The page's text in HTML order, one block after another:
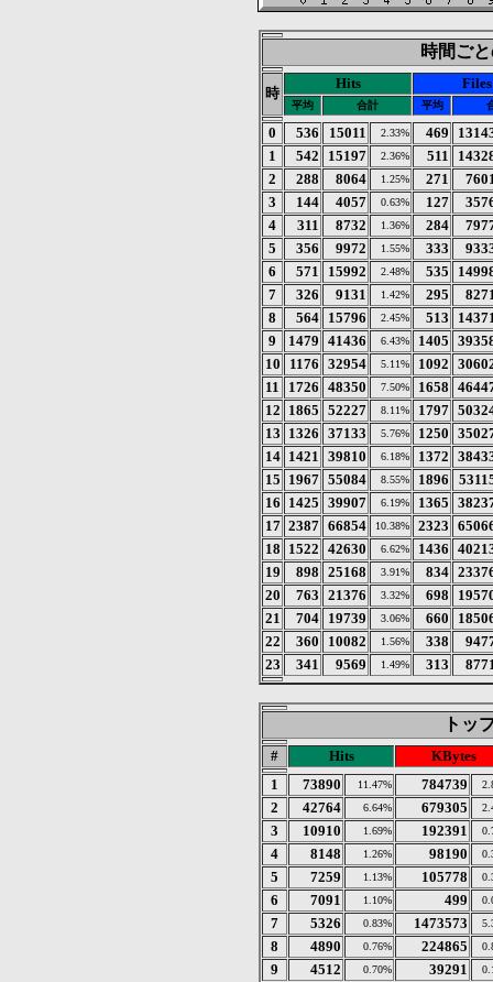
時間ご
時
Hits Files
平均 合計 平均
0 536 15011 2.33% 469
1
542 15197 2.36% 511
2
288 8064 1.25% 271
3
144 4057 0.63% 127
4
311 8732 1.36% 284
5
356 9972 1.55% 333
6
571 15992 2.48% 535
7
326 9131 1.42% 295
8
564 15796 2.45% 513
9
1479 41436 6.43% 1405
10
1176 32954 5.11% 1092
11
1726 48350 7.50% 1658
12 1865 52227 8.11% 1797
13 1326 37133 5.76% 1250
14 1421 39810 6.18% 1372
15 1967 55084 8.55% 1896
16 1425 39907 6.19% 1365
17 2387 66854 10.38% 2323
18 1522 42630 6.62% 1436
19
898 25168 3.91% 834
20
763 21376 3.32% 698
21
704 19739 3.06% 660
22
360 10082 1.56% 338
23
341 9569 1.49% 313
トッ
# Hits
KBytes
1
73890 11.47% 784739
2 42764 6.64% 679305
3 10910 1.69% 192391
4 8148 1.26% 98190
5 7259 1.13% 105778
6 7091 1.10% 499
7 5326 0.83% 1473573
8 4890 0.76% 224865
9 4512 0.70% 39291